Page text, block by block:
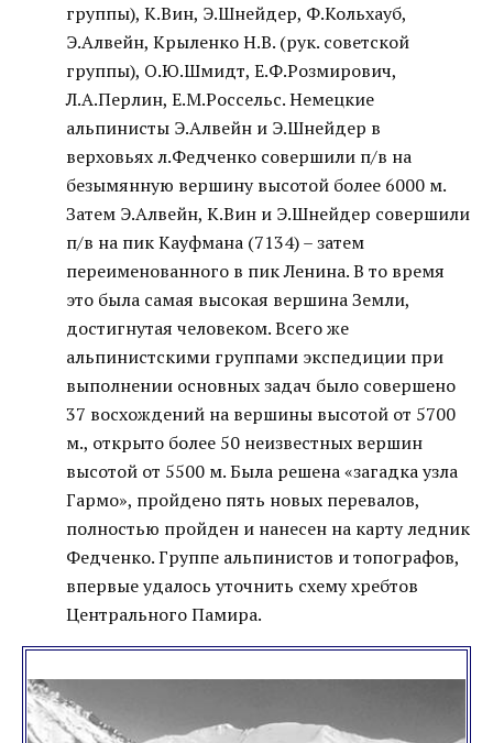
группы), К.Вин, Э.Шнейдер, Ф.Кольхауб,
Э.Алвейн, Крыленко Н.В. (рук. советской
группы), О.Ю.Шмидт, Е.Ф.Розмирович,
Л.А.Перлин, Е.М.Россельс. Немецкие
альпинисты Э.Алвейн и Э.Шнейдер в
верховьях л.Федченко совершили п/в на
безымянную вершину высотой более 6000 м.
Затем Э.Алвейн, К.Вин и Э.Шнейдер совершили
п/в на пик Кауфмана (7134) – затем
переименованного в пик Ленина. В то время
это была самая высокая вершина Земли,
достигнутая человеком. Всего же
альпинистскими группами экспедиции при
выполнении основных задач было совершено
37 восхождений на вершины высотой от 5700
м., открыто более 50 неизвестных вершин
высотой от 5500 м. Была решена «загадка узла
Гармо», пройдено пять новых перевалов,
полностью пройден и нанесен на карту ледник
Федченко. Группе альпинистов и топографов,
впервые удалось уточнить схему хребтов
Центрального Памира.